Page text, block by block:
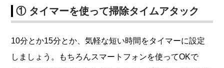
① タイマーを使って掃除タイムアタック
10分とか15分とか、気軽な短い時間をタイマーに設定
しましょう。もちろんスマートフォンを使ってOKで